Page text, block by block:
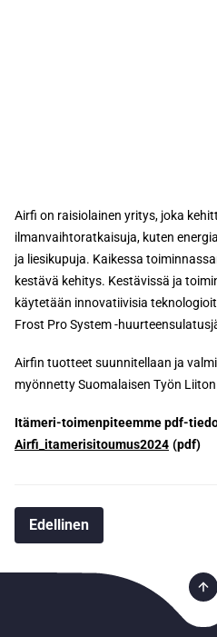
Airfi on raisiolainen yritys, joka
ilmanvaihtoratkaisuja, kuten
ja liesikupuja. Kaikessa
kestävä kehitys. Kestävissä ja
käytetään innovatiivisia
Frost Pro System -
Airfin tuotteet suunnitellaan ja
myönnetty Suomalaisen Työn
Itämeri-toimenpiteemme pdf-
Airfi_itamerisitoumus2024
Edellinen